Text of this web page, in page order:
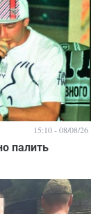
палить
15:10 - 08/08/26